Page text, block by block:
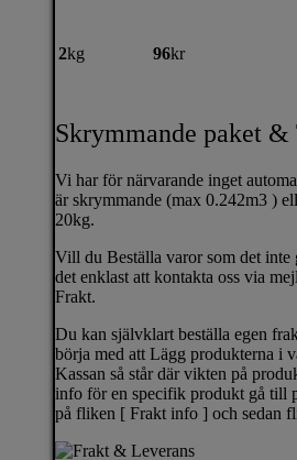
2kg 96kr
Skrymmande paket &
Vi har för närvarande inget
är skrymmande (max 0.242m3 )
20kg.
Vill du Beställa varor som det
det enklast att kontakta oss via
Frakt.
Du kan självklart beställa egen
börja med att Lägg produkterna i
Kassan så står där vikten på
info för en specifik produkt gå till
på fliken [ Frakt info ] och sedan